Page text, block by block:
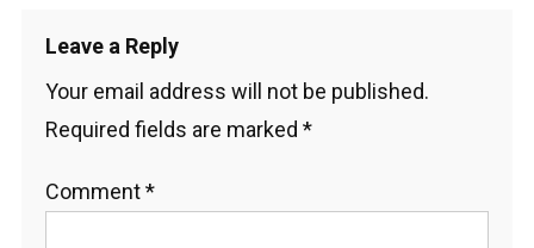
Leave a Reply
Your email address will not be published.
Required fields are marked *
Comment*